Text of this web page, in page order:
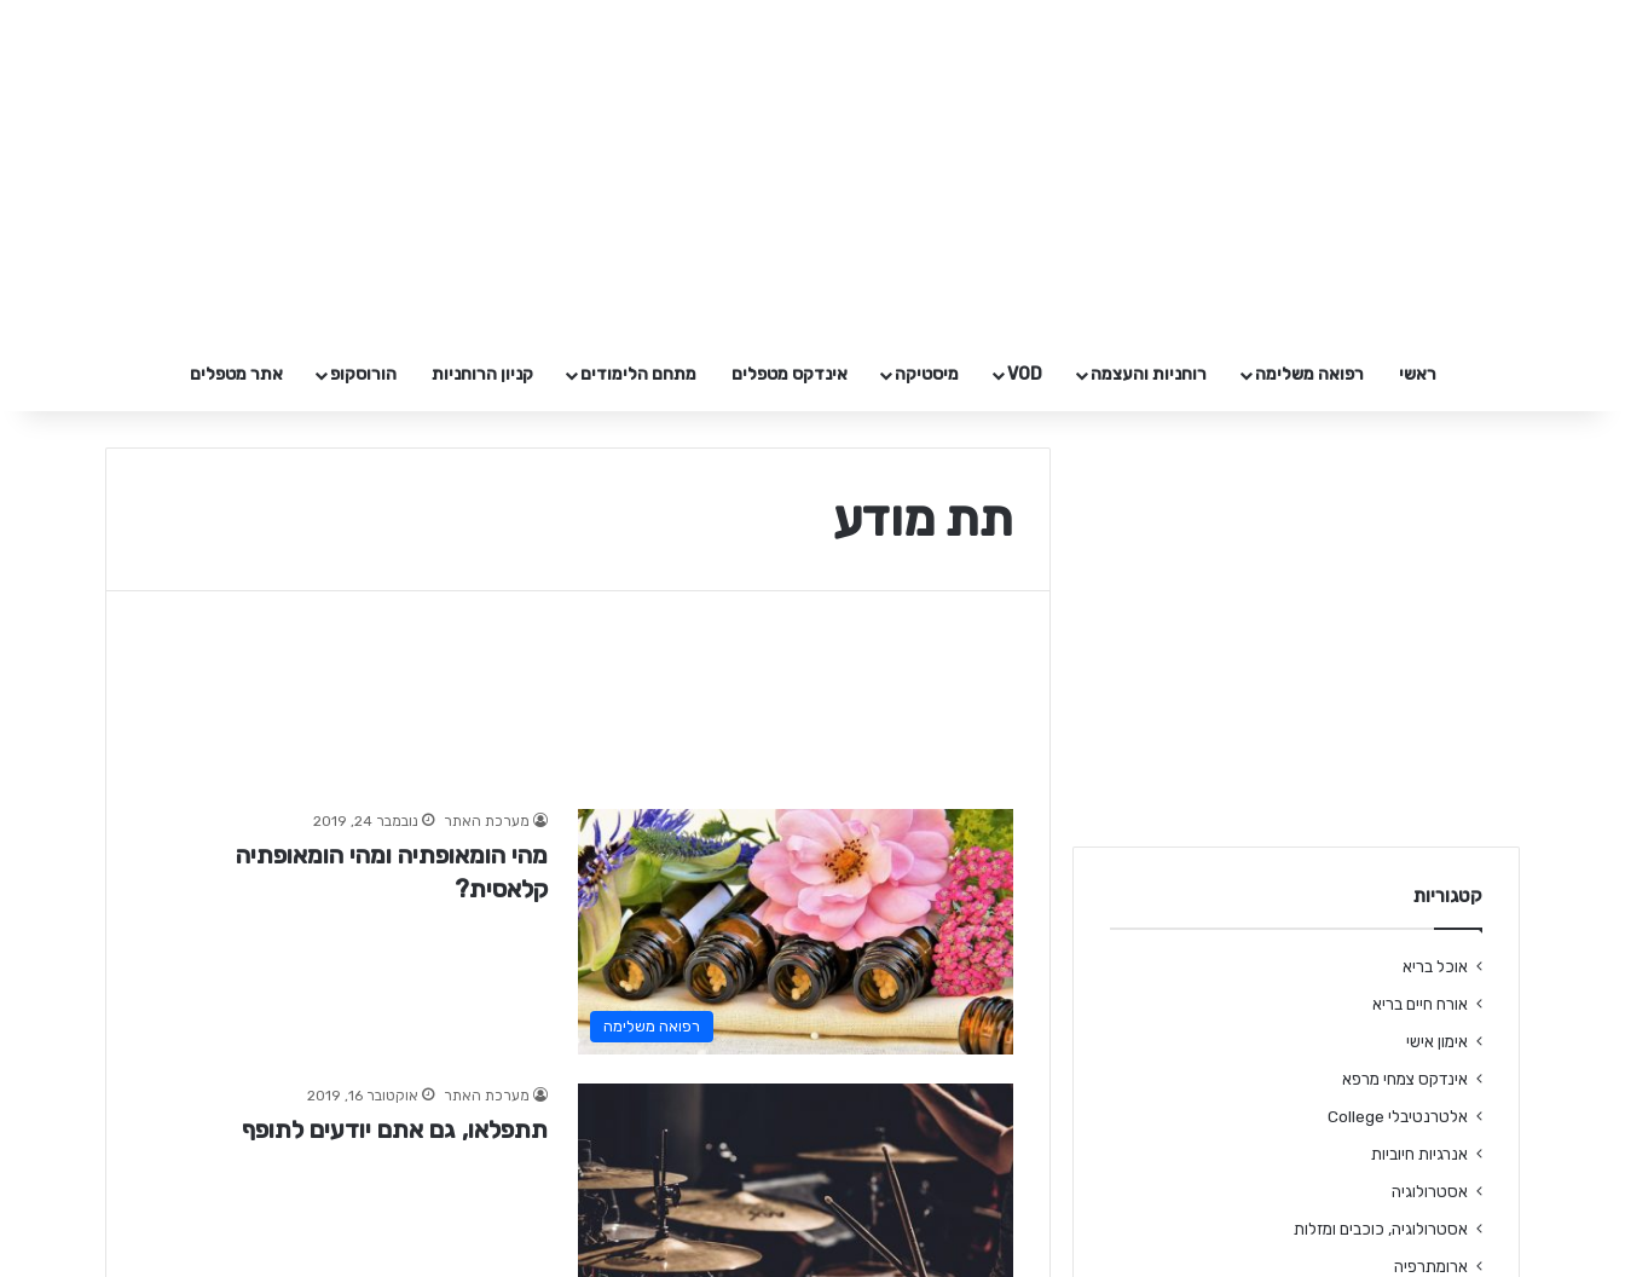
ראשי רפואה משלימה רוחניות והעצמה VOD מיסטיקה אינדקס מטפלים מתחם הלימודים קניון הרוחניות הורוסקופ אתר מטפלים
תת מודע
רפואה משלימה
מערכת האתר נובמבר 24, 2019
מהי הומאופתיה ומהי הומאופתיה
קלאסית?
מערכת האתר אוקטובר 16, 2019
תתפלאו, גם אתם יודעים לתופף
קטגוריות
אוכל בריא
אורח חיים בריא
אימון אישי
אינדקס צמחי מרפא
אלטרנטיבלי College
אנרגיות חיוביות
אסטרולוגיה
אסטרולוגיה, כוכבים ומזלות
ארומתרפיה